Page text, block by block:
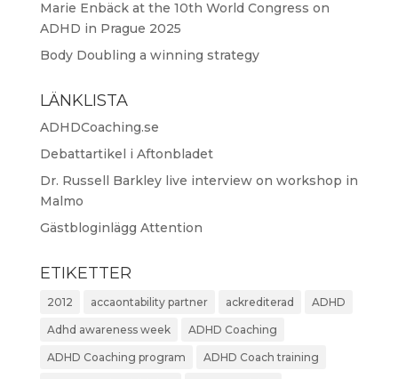
Marie Enbäck at the 10th World Congress on
ADHD in Prague 2025
Body Doubling a winning strategy
LÄNKLISTA
ADHDCoaching.se
Debattartikel i Aftonbladet
Dr. Russell Barkley live interview on workshop in
Malmo
Gästbloginlägg Attention
ETIKETTER
2012 accaontability partner ackrediterad ADHD
Adhd awareness week ADHD Coaching
ADHD Coaching program ADHD Coach training